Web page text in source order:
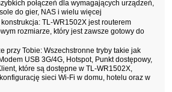
połączeń dla wymagających urządzeń,
do gier, NAS i wielu więcej
konstrukcja: TL-WR1502X jest routerem
rozmiarze, który jest zawsze gotowy do
przy Tobie: Wszechstronne tryby takie jak
USB 3G/4G, Hotspot, Punkt dostępowy,
które są dostępne w TL-WR1502X,
sieci Wi-Fi w domu, hotelu oraz w